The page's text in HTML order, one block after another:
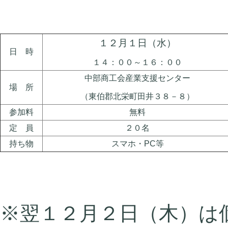
日 時
１２月１日（水）
１４：００～１６：００
場 所
中部商工会産業支援センター
（東伯郡北栄町田井３８－８）
参加料
無料
定 員
２０名
持ち物
スマホ・PC等
※翌１２月２日（木）は